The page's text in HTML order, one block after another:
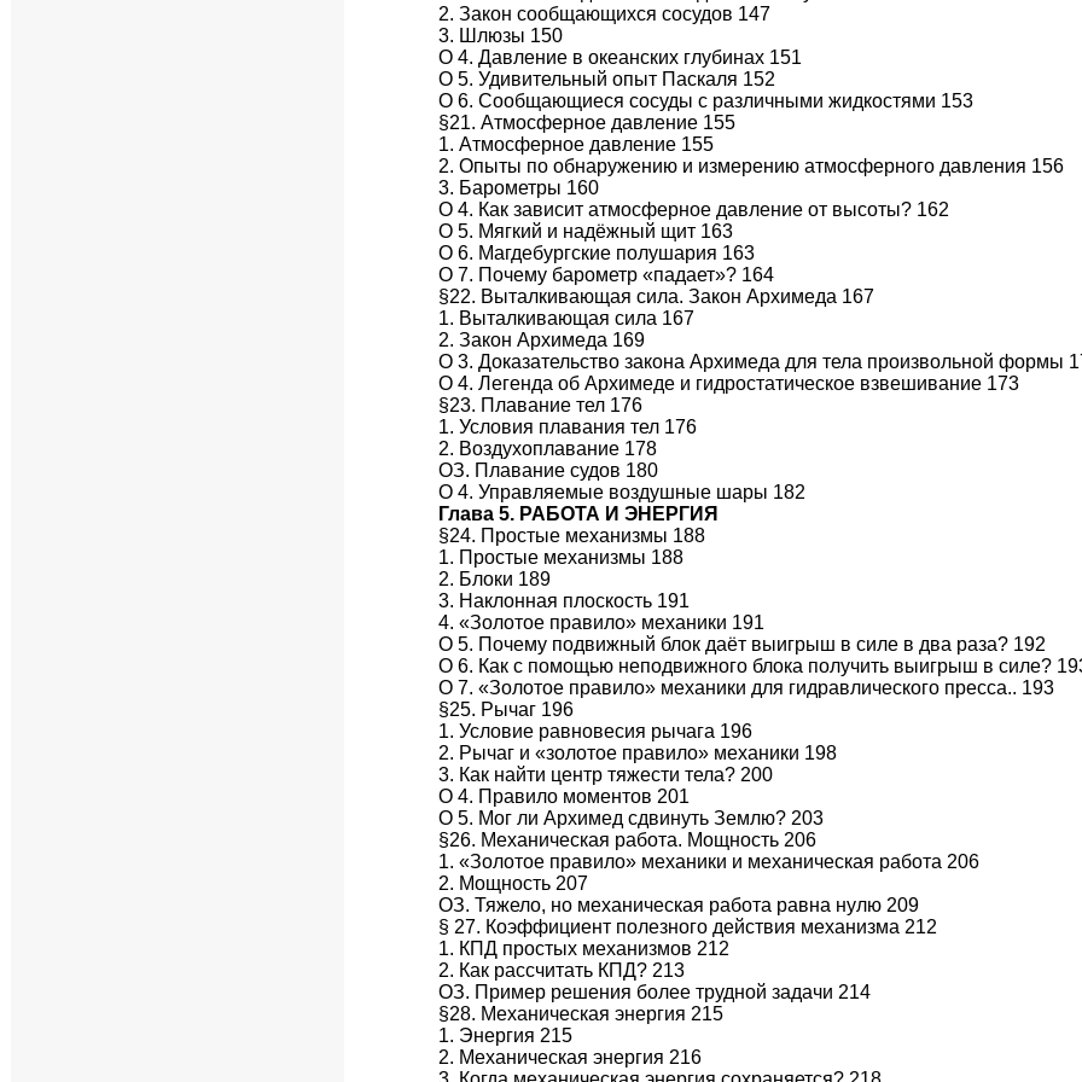
2. Закон сообщающихся сосудов 147
3. Шлюзы 150
О 4. Давление в океанских глубинах 151
О 5. Удивительный опыт Паскаля 152
О 6. Сообщающиеся сосуды с различными жидкостями 153
§21. Атмосферное давление 155
1. Атмосферное давление 155
2. Опыты по обнаружению и измерению атмосферного давления 156
3. Барометры 160
О 4. Как зависит атмосферное давление от высоты? 162
О 5. Мягкий и надёжный щит 163
О 6. Магдебургские полушария 163
О 7. Почему барометр «падает»? 164
§22. Выталкивающая сила. Закон Архимеда 167
1. Выталкивающая сила 167
2. Закон Архимеда 169
О 3. Доказательство закона Архимеда для тела произвольной формы
О 4. Легенда об Архимеде и гидростатическое взвешивание 173
§23. Плавание тел 176
1. Условия плавания тел 176
2. Воздухоплавание 178
ОЗ. Плавание судов 180
О 4. Управляемые воздушные шары 182
Глава 5. РАБОТА И ЭНЕРГИЯ
§24. Простые механизмы 188
1. Простые механизмы 188
2. Блоки 189
3. Наклонная плоскость 191
4. «Золотое правило» механики 191
О 5. Почему подвижный блок даёт выигрыш в силе в два раза? 192
О 6. Как с помощью неподвижного блока получить выигрыш в силе?
О 7. «Золотое правило» механики для гидравлического пресса.. 193
§25. Рычаг 196
1. Условие равновесия рычага 196
2. Рычаг и «золотое правило» механики 198
3. Как найти центр тяжести тела? 200
О 4. Правило моментов 201
О 5. Мог ли Архимед сдвинуть Землю? 203
§26. Механическая работа. Мощность 206
1. «Золотое правило» механики и механическая работа 206
2. Мощность 207
ОЗ. Тяжело, но механическая работа равна нулю 209
§ 27. Коэффициент полезного действия механизма 212
1. КПД простых механизмов 212
2. Как рассчитать КПД? 213
ОЗ. Пример решения более трудной задачи 214
§28. Механическая энергия 215
1. Энергия 215
2. Механическая энергия 216